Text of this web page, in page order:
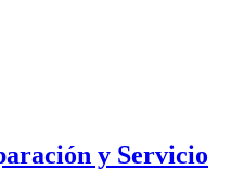
y Servicio